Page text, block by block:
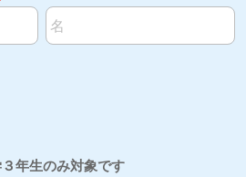
名前の名
年生のみ対象です